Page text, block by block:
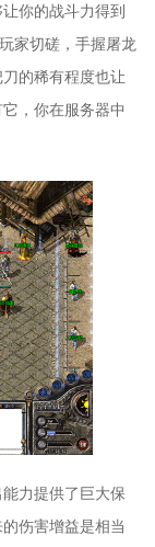
你的战斗力得到
家切磋，手握屠龙
的稀有程度也让
，你在服务器中
力提供了巨大保
伤害增益是相当